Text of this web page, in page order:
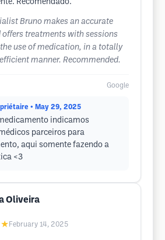
Recomendado.
Bruno makes an accurate
offers treatments with sessions
use of medication, in a totally
manner. Recommended.
Google
• May 29, 2025
indicamos
parceiros para
aqui somente fazendo a
<3
Oliveira
February 14, 2025